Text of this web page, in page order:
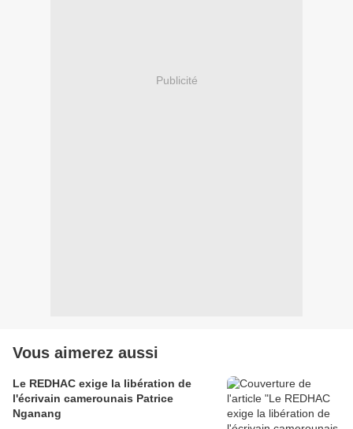
Publicité
Vous aimerez aussi
Le REDHAC exige la libération de
l'écrivain camerounais Patrice
Nganang